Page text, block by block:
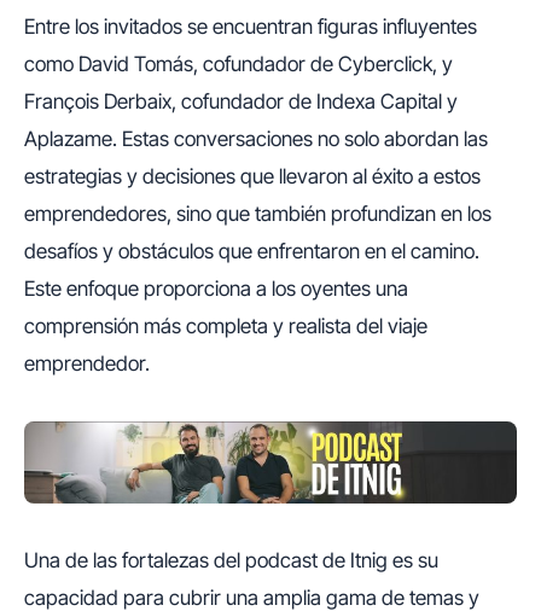
Entre los invitados se encuentran figuras influyentes
como David Tomás, cofundador de Cyberclick, y
François Derbaix, cofundador de Indexa Capital y
Aplazame. Estas conversaciones no solo abordan las
estrategias y decisiones que llevaron al éxito a estos
emprendedores, sino que también profundizan en los
desafíos y obstáculos que enfrentaron en el camino.
Este enfoque proporciona a los oyentes una
comprensión más completa y realista del viaje
emprendedor.
Una de las fortalezas del podcast de Itnig es su
capacidad para cubrir una amplia gama de temas y